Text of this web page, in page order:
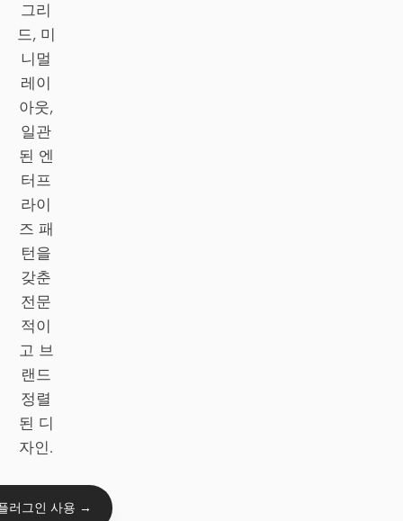
DeepSeek TUI
Trae CLI
Aider
Antigravity
DeepSeek Reasonix
Hermes
Devin for Terminal
Pi
Kiro CLI
Kilo
Mistral Vibe CLI
Qoder CLI
그리
드, 미
니멀
레이
아웃,
일관
된 엔
터프
라이
즈 패
턴을
갖춘
전문
적이
고 브
랜드
정렬
된 디
자인.
러그인 사용 →